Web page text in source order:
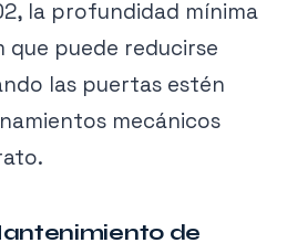
la profundidad mínima
que puede reducirse
las puertas estén
mecánicos
de